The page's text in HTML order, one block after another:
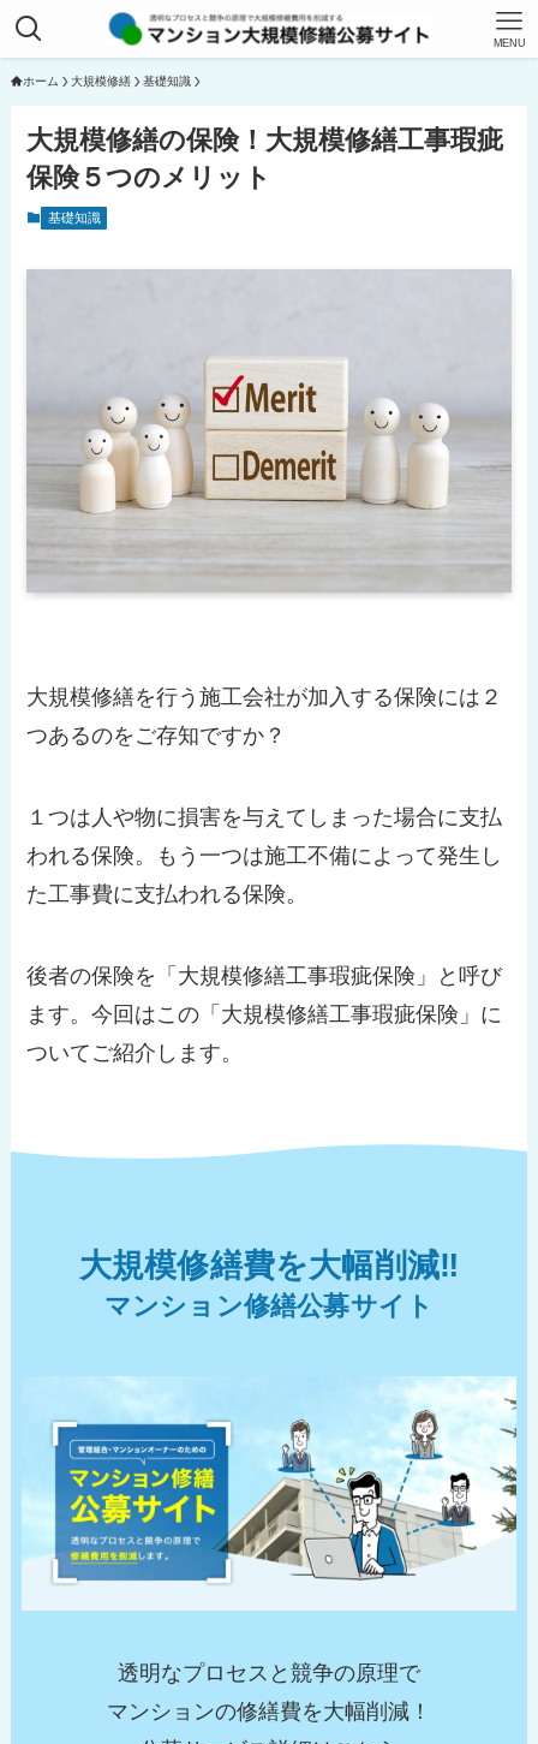
MENU
ホーム 大規模修繕 基礎知識
大規模修繕の保険！大規模修繕工事瑕疵
保険５つのメリット
基礎知識
大規模修繕を行う施工会社が加入する保険には２
つあるのをご存知ですか？
１つは人や物に損害を与えてしまった場合に支払
われる保険。もう一つは施工不備によって発生し
た工事費に支払われる保険。
後者の保険を「大規模修繕工事瑕疵保険」と呼び
ます。今回はこの「大規模修繕工事瑕疵保険」に
ついてご紹介します。
大規模修繕費を大幅削減‼︎
マンション修繕公募サイト
透明なプロセスと競争の原理で
マンションの修繕費を大幅削減！